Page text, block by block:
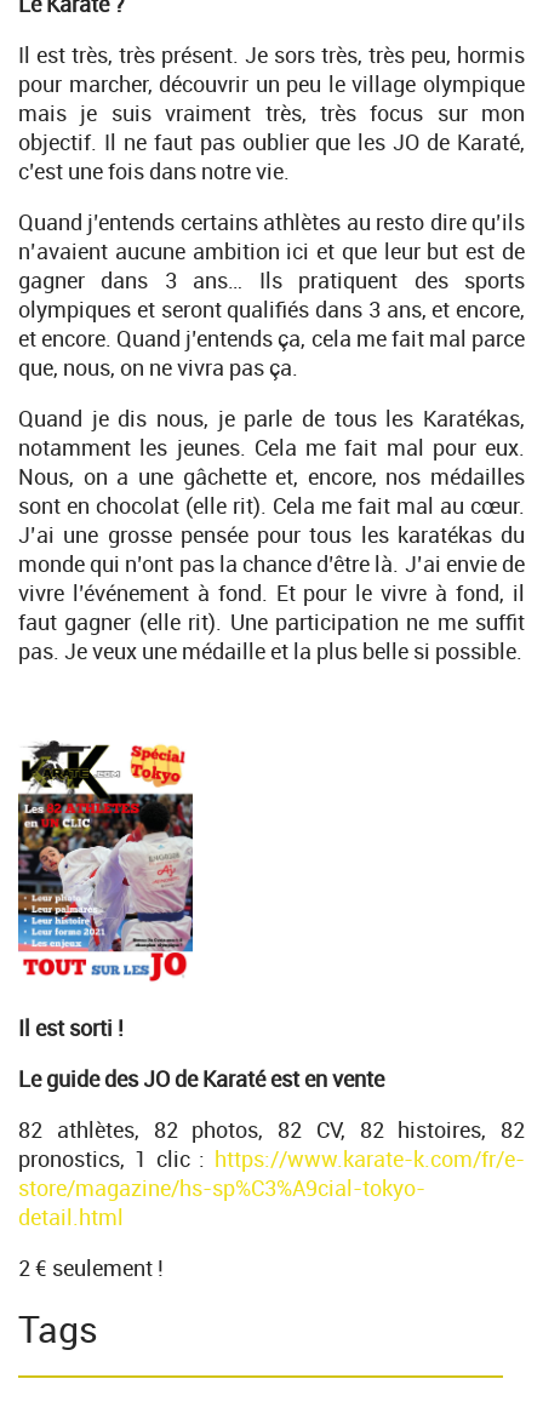
Il est très, très présent. Je sors très, très peu, hormis
pour marcher, découvrir un peu le village olympique
mais je suis vraiment très, très focus sur mon
objectif. Il ne faut pas oublier que les JO de Karaté,
c’est une fois dans notre vie.
Quand j’entends certains athlètes au resto dire qu’ils
n’avaient aucune ambition ici et que leur but est de
gagner dans 3 ans… Ils pratiquent des sports
olympiques et seront qualifiés dans 3 ans, et encore,
et encore. Quand j’entends ça, cela me fait mal parce
que, nous, on ne vivra pas ça.
Quand je dis nous, je parle de tous les Karatékas,
notamment les jeunes. Cela me fait mal pour eux.
Nous, on a une gâchette et, encore, nos médailles
sont en chocolat (elle rit). Cela me fait mal au cœur.
J’ai une grosse pensée pour tous les karatékas du
monde qui n’ont pas la chance d’être là. J’ai envie de
vivre l’événement à fond. Et pour le vivre à fond, il
faut gagner (elle rit). Une participation ne me suffit
pas. Je veux une médaille et la plus belle si possible.
Il est sorti !
Le guide des JO de Karaté est en vente
82 athlètes, 82 photos, 82 CV, 82 histoires, 82
pronostics, 1 clic : https://www.karate-k.com/fr/e-
store/magazine/hs-sp%C3%A9cial-tokyo-
detail.html
2 € seulement !
Tags